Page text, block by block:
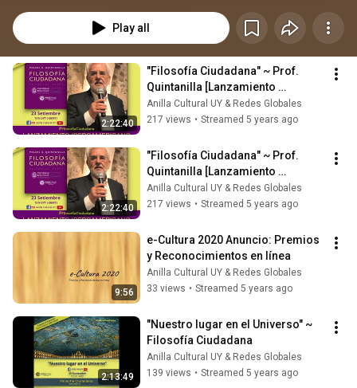
Play all
2:22:40
"Filosofía Ciudadana" ~ Prof.
Quintanilla [Lanzamiento
Iberoamericano]
Anilla Cultural UY & Redes Globales
217 views • Streamed 5 years ago
2:22:40
"Filosofía Ciudadana" ~ Prof.
Quintanilla [Lanzamiento
Iberoamericano]
Anilla Cultural UY & Redes Globales
217 views • Streamed 5 years ago
9:56
e-Cultura 2020 Anuncio: Premios
y Reconocimientos en línea
Anilla Cultural UY & Redes Globales
33 views • Streamed 5 years ago
2:13:49
"Nuestro lugar en el Universo" ~
Filosofía Ciudadana
Anilla Cultural UY & Redes Globales
139 views • Streamed 5 years ago